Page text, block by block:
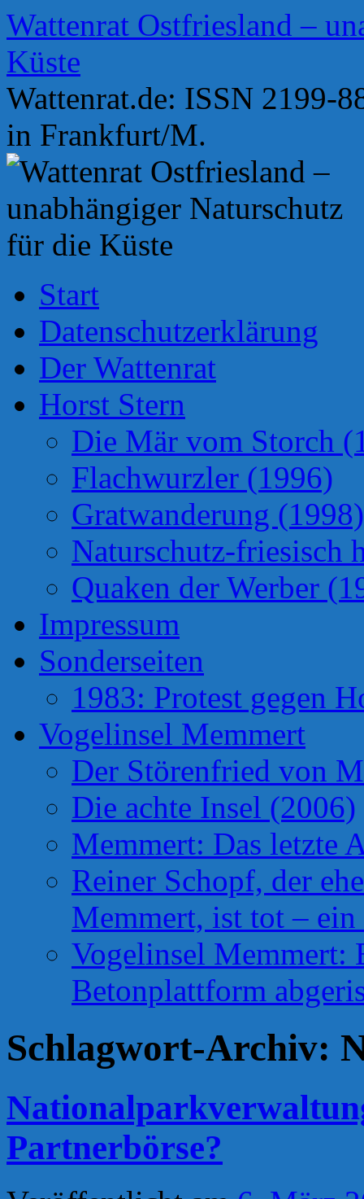
Zum
Inhalt
springen
Wattenrat Ostfriesland –
Küste
Wattenrat.de: ISSN 2199-
in Frankfurt/M.
Start
Datenschutzerklärung
Der Wattenrat
Horst Stern
Die Mär vom Storch
Flachwurzler (1996)
Gratwanderung (1998)
Naturschutz-friesisch
Quaken der Werber
Impressum
Sonderseiten
1983: Protest gegen
Vogelinsel Memmert
Der Störenfried von
Die achte Insel (2006)
Memmert: Das letzte
Reiner Schopf, der
Memmert, ist tot –
Vogelinsel Memmert:
Betonplattform
Schlagwort-Archiv:
Partnerbörse?